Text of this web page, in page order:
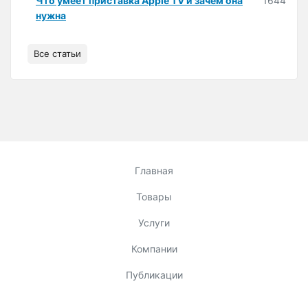
нужна
Все статьи
Главная
Товары
Услуги
Компании
Публикации